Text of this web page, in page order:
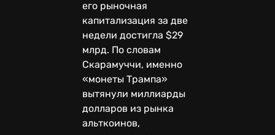
его рыночная
капитализация за две
недели достигла $29
млрд. По словам
Скарамуччи, именно
«монеты Трампа»
вытянули миллиарды
долларов из рынка
альткоинов,